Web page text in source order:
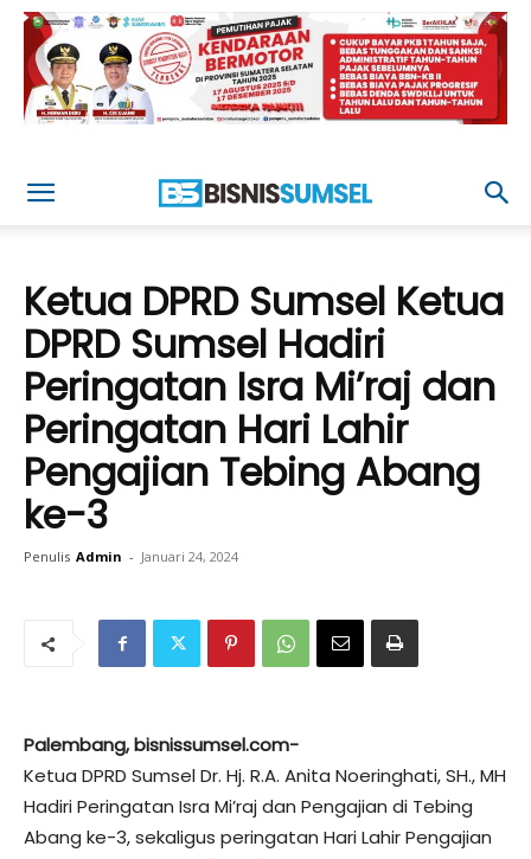
Ketua DPRD Sumsel Ketua
DPRD Sumsel Hadiri
Peringatan Isra Mi’raj dan
Peringatan Hari Lahir
Pengajian Tebing Abang
ke-3
Penulis Admin - Januari 24, 2024
Palembang, bisnissumsel.com-
Ketua DPRD Sumsel Dr. Hj. R.A. Anita Noeringhati, SH., MH
Hadiri Peringatan Isra Mi’raj dan Pengajian di Tebing
Abang ke-3, sekaligus peringatan Hari Lahir Pengajian